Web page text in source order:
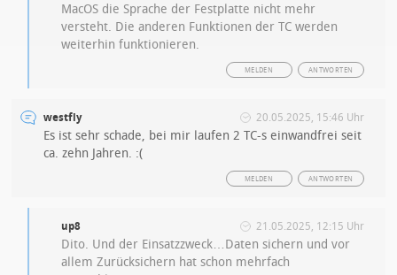
MacOS die Sprache der Festplatte nicht mehr
versteht. Die anderen Funktionen der TC werden
weiterhin funktionieren.
ANTWORTEN
MELDEN
westfly 20.05.2025, 15:46 Uhr
Es ist sehr schade, bei mir laufen 2 TC-s einwandfrei seit
ca. zehn Jahren. :(
ANTWORTEN
MELDEN
up8 21.05.2025, 12:15 Uhr
Dito. Und der Einsatzzweck…Daten sichern und vor
allem Zurücksichern hat schon mehrfach